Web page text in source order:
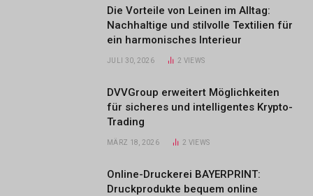
Die Vorteile von Leinen im Alltag:
Nachhaltige und stilvolle Textilien für
ein harmonisches Interieur
JULI 30, 2026 2 VIEWS
DVVGroup erweitert Möglichkeiten
für sicheres und intelligentes Krypto-
Trading
MÄRZ 18, 2026 2 VIEWS
Online-Druckerei BAYERPRINT:
Druckprodukte bequem online